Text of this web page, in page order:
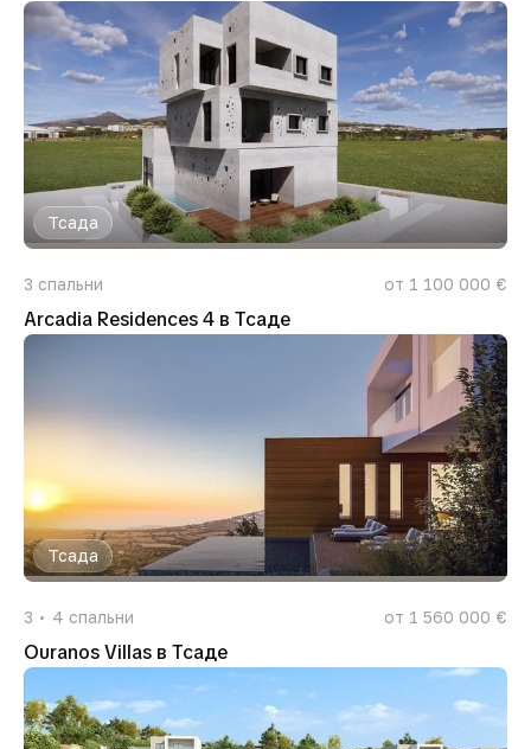
Тсада
3 спальни от 1 100 000 €
Arcadia Residences 4 в Тсаде
Тсада
3 4 спальни от 1 560 000 €
Ouranos Villas в Тсаде